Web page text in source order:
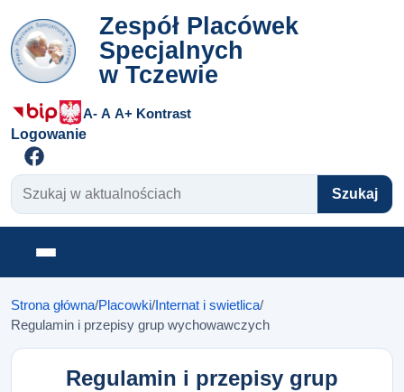
Zespół Placówek
Specjalnych
w Tczewie
A- A A+ Kontrast
Logowanie
Szukaj w aktualnościach
Szukaj
Otwórz menu
Strona główna/Placowki/Internat i swietlica/
Regulamin i przepisy grup wychowawczych
Regulamin i przepisy grup